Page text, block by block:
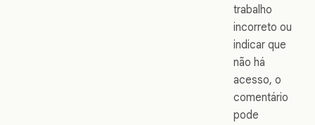
trabalho
incorreto ou
indicar que
não há
acesso, o
comentário
pode